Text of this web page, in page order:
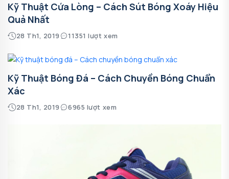
Kỹ Thuật Cứa Lòng – Cách Sút Bóng Xoáy Hiệu
Quả Nhất
28 Th1, 2019 11351 lượt xem
Kỹ Thuật Bóng Đá – Cách Chuyền Bóng Chuẩn
Xác
28 Th1, 2019 6965 lượt xem